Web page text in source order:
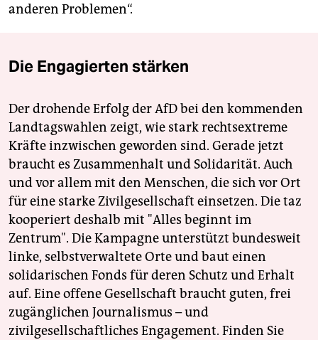
anderen Problemen“.
Die Engagierten stärken
Der drohende Erfolg der AfD bei den kommenden
Landtagswahlen zeigt, wie stark rechtsextreme
Kräfte inzwischen geworden sind. Gerade jetzt
braucht es Zusammenhalt und Solidarität. Auch
und vor allem mit den Menschen, die sich vor Ort
für eine starke Zivilgesellschaft einsetzen. Die taz
kooperiert deshalb mit "Alles beginnt im
Zentrum". Die Kampagne unterstützt bundesweit
linke, selbstverwaltete Orte und baut einen
solidarischen Fonds für deren Schutz und Erhalt
auf. Eine offene Gesellschaft braucht guten, frei
zugänglichen Journalismus – und
zivilgesellschaftliches Engagement. Finden Sie